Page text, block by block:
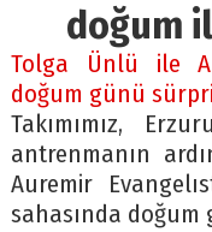
doğum
Tolga Ünlü ile
doğum günü
Takımımız,
antrenmanın
Auremir
sahasında doğum